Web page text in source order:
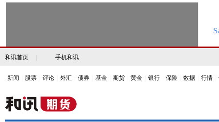
和讯首页 手机和讯
新闻 股票 评论 外汇 债券 基金 期货 黄金 银行 保险 数据 行情